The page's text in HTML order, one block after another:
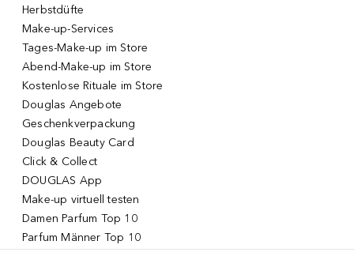
Herbstdüfte
Make-up-Services
Tages-Make-up im Store
Abend-Make-up im Store
Kostenlose Rituale im Store
Douglas Angebote
Geschenkverpackung
Douglas Beauty Card
Click & Collect
DOUGLAS App
Make-up virtuell testen
Damen Parfum Top 10
Parfum Männer Top 10